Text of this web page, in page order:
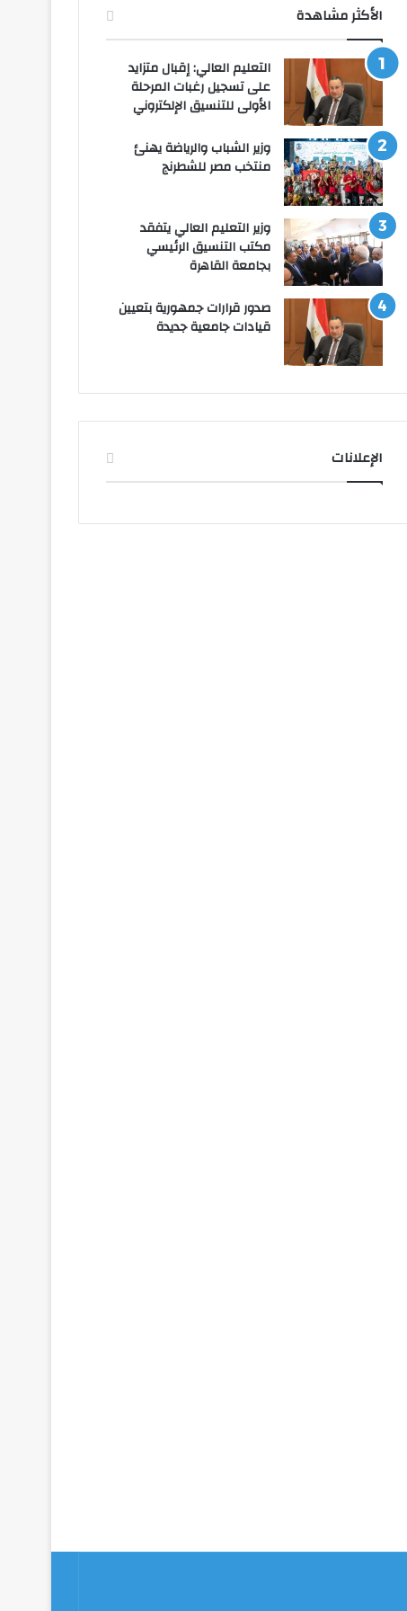
الأكثر مشاهدة
التعليم العالي: إقبال متزايد
على تسجيل رغبات المرحلة
الأولى للتنسيق الإلكتروني
وزير الشباب والرياضة يهنئ
منتخب مصر للشطرنج
وزير التعليم العالي يتفقد
مكتب التنسيق الرئيسي
بجامعة القاهرة
صدور قرارات جمهورية بتعيين
قيادات جامعية جديدة
الإعلانات